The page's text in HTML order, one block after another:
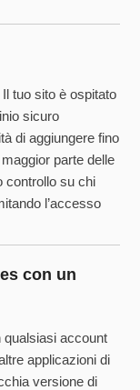
tuo sito è ospitato
sicuro
di aggiungere fino
parte delle
controllo su chi
l’accesso
con un
qualsiasi account
applicazioni di
versione di